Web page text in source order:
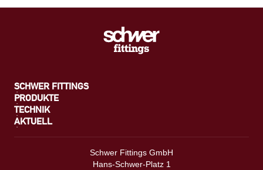
SCHWER FITTINGS
PRODUKTE
TECHNIK
AKTUELL
Schwer Fittings GmbH
Hans-Schwer-Platz 1